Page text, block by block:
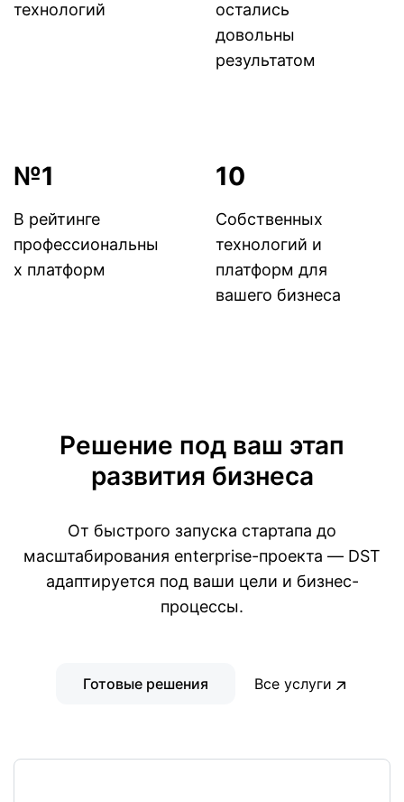
технологий
остались
довольны
результатом
№1
В рейтинге
профессиональны
х платформ
10
Собственных
технологий и
платформ для
вашего бизнеса
Решение под ваш этап
развития бизнеса
От быстрого запуска стартапа до
масштабирования enterprise-проекта — DST
адаптируется под ваши цели и бизнес-
процессы.
Готовые решения Все услуги